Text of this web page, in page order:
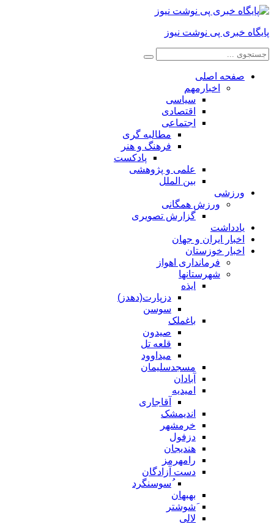
پایگاه خبری پی نوشت نیوز
صفحه اصلی
اخبارمهم
سیاسی
اقتصادی
اجتماعی
مطالبه گری
فرهنگ و هنر
پادکست
علمی و پژوهشی
بین الملل
ورزشی
ورزش همگانی
گزارش تصویری
یادداشت
اخبار ایران و جهان
اخبار خوزستان
فرمانداری اهواز
شهرستانها
ایذه
دزپارت(دهدز)
سوسن
باغملک
صیدون
قلعه تل
میداوود
مسجدسلیمان
آبادان
امیدیه
آقاجاری
اندیمشک
خرمشهر
دزفول
هندیجان
رامهرمز
دست آزادگان
ُسوسنگرد
بهبهان
َشوشتر
لالی